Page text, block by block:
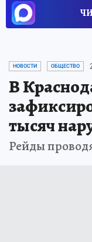
НОВОСТИ ОБЩЕСТВО
В
тысяч
Рейды